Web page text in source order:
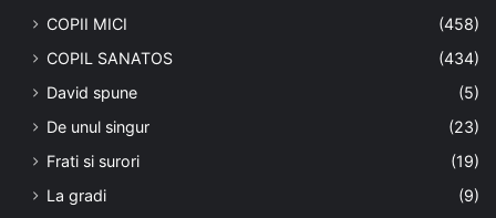
COPII MICI
(458)
COPIL SANATOS
(434)
David spune
(5)
De unul singur
(23)
Frati si surori
(19)
La gradi
(9)